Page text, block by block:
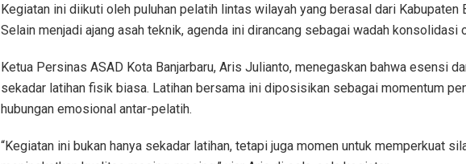
Kegiatan ini diikuti oleh puluhan pelatih lintas wilayah yang berasal dari Kabupaten
Selain menjadi ajang asah teknik, agenda ini dirancang sebagai wadah konsolidasi
Ketua Persinas ASAD Kota Banjarbaru, Aris Julianto, menegaskan bahwa esensi
sekadar latihan fisik biasa. Latihan bersama ini diposisikan sebagai momentum
hubungan emosional antar-pelatih.
“Kegiatan ini bukan hanya sekadar latihan, tetapi juga momen untuk memperkuat